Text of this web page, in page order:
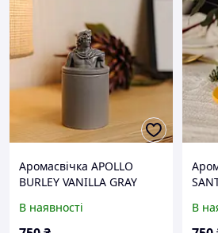
Аромасвічка APOLLO
BURLEY VANILLA GRAY
35h Гранд Презент NAC
1027GY
В наявності В